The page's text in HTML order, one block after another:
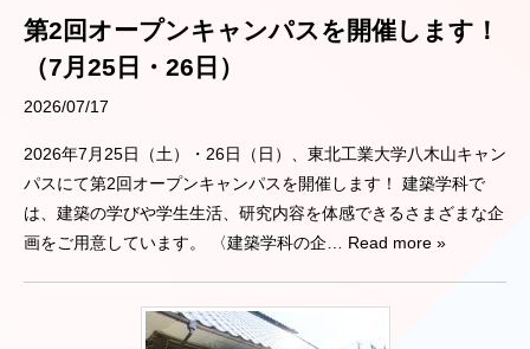
第2回オープンキャンパスを開催します！
（7月25日・26日）
2026/07/17
2026年7月25日（土）・26日（日）、東北工業大学八木山キャン
パスにて第2回オープンキャンパスを開催します！ 建築学科で
は、建築の学びや学生生活、研究内容を体感できるさまざまな企
画をご用意しています。 〈建築学科の企 … Read more »